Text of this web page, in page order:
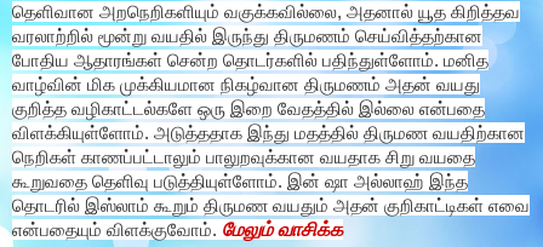
தெளிவான அறநெறிகளியும் வகுக்கவில்லை, அதனால் யூத கிறித்தவ
வரலாற்றில் மூன்று வயதில் இருந்து திருமணம் செய்வித்தற்கான
போதிய ஆதாரங்கள் சென்ற தொடர்களில் பதிந்துள்ளோம். மனித
வாழ்வின் மிக முக்கியமான நிகழ்வான திருமணம் அதன் வயது
குறித்த வழிகாட்டல்களே ஒரு இறை வேதத்தில் இல்லை என்பதை
விளக்கியுள்ளோம். அடுத்ததாக இந்து மதத்தில் திருமண வயதிற்கான
நெறிகள் காணப்பட்டாலும் பாலுறவுக்கான வயதாக சிறு வயதை
கூறுவதை தெளிவு படுத்தியுள்ளோம். இன் ஷா அல்லாஹ் இந்த
தொடரில் இஸ்லாம் கூறும் திருமண வயதும் அதன் குறிகாட்டிகள் எவை
என்பதையும் விளக்குவோம். மேலும் வாசிக்க